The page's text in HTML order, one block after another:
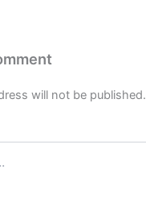
will not be published.